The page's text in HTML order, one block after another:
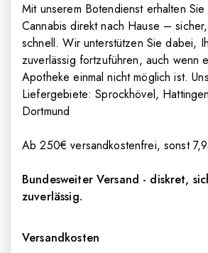
Mit unserem Botendienst erhalten
Cannabis direkt nach Hause –
schnell. Wir unterstützen Sie dabei,
zuverlässig fortzuführen, auch wenn
Apotheke einmal nicht möglich ist.
Liefergebiete: Sprockhövel,
Dortmund
Ab 250€ versandkostenfrei, sonst
Bundesweiter Versand - diskret,
zuverlässig.
Versandkosten